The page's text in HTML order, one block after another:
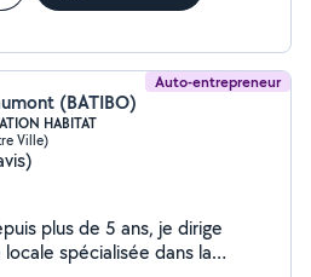
Auto-entrepreneur
(BATIBO)
HABITAT
Ville)
plus de 5 ans, je dirige
spécialisée dans la